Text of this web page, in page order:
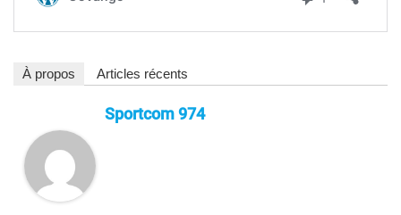
À propos Articles récents
Sportcom 974